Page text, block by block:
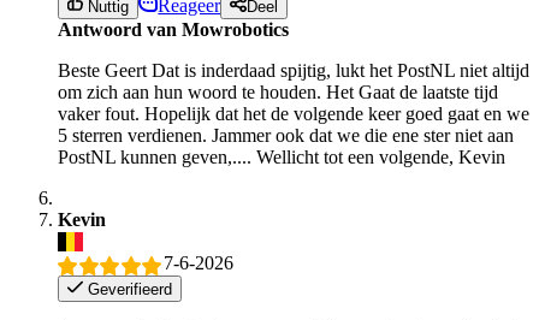
Nuttig Reageer Deel
Antwoord van Mowrobotics
Beste Geert Dat is inderdaad spijtig, lukt het PostNL niet altijd
om zich aan hun woord te houden. Het Gaat de laatste tijd
vaker fout. Hopelijk dat het de volgende keer goed gaat en we
5 sterren verdienen. Jammer ook dat we die ene ster niet aan
PostNL kunnen geven,.... Wellicht tot een volgende, Kevin
Kevin
7-6-2026
Geverifieerd